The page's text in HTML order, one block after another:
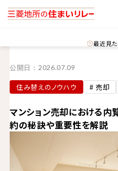
最近見
公開日： 2026.07.09
住み替えのノウハウ # 売却
マンション売却における内
約の秘訣や重要性を解説